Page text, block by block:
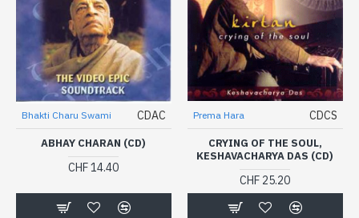
Bhakti Charu Swami CDAC
ABHAY CHARAN (CD)
CHF 14.40
Prema Hara CDCS
CRYING OF THE SOUL,
KESHAVACHARYA DAS (CD)
CHF 25.20